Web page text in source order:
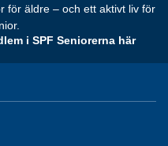
för äldre – och ett aktivt liv för
i SPF Seniorerna här